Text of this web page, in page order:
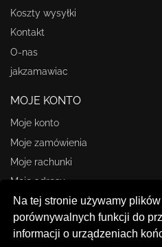
Na tej stronie używamy
porównywalnych funkcji do
informacji o urządzeniach
Koszty wysyłki
Kontakt
O-nas
jakzamawiac
MOJE KONTO
Moje konto
Moje zamówienia
Moje rachunki
Moje adresy
Moje informacje osobiste
STORE INFORMATION